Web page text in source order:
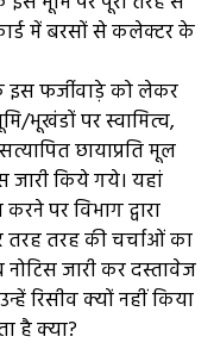
में बरसों से कलेक्टर के
इस फर्जीवाड़े को लेकर
भूखंडों पर स्वामित्व,
छायाप्रति मूल
जारी किये गये। यहां
पर विभाग द्वारा
तरह तरह की चर्चाओं का
जारी कर दस्तावेज
रिसीव क्यों नहीं किया
है क्या?